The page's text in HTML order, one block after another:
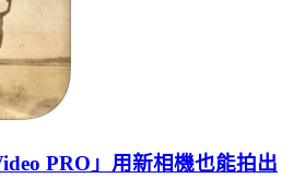
PRO」用新相機也能拍出